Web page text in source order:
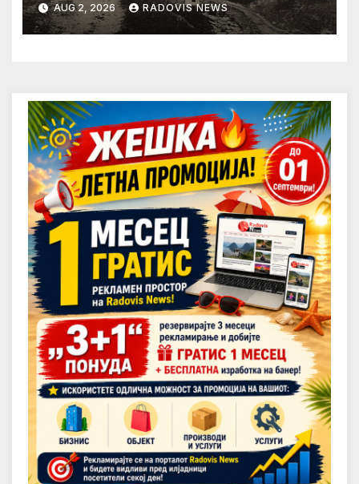
AUG 2, 2026 RADOVIS NEWS